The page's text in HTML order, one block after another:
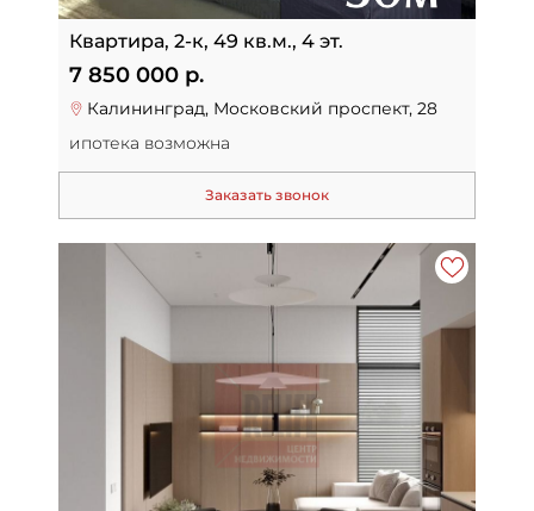
Квартира, 2-к, 49 кв.м., 4 эт.
7 850 000 р.
Калининград, Московский проспект, 28
ипотека возможна
Заказать звонок